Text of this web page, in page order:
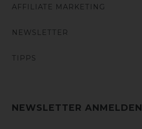
AFFILIATE MARKETING
NEWSLETTER
TIPPS
NEWSLETTER ANMELDEN